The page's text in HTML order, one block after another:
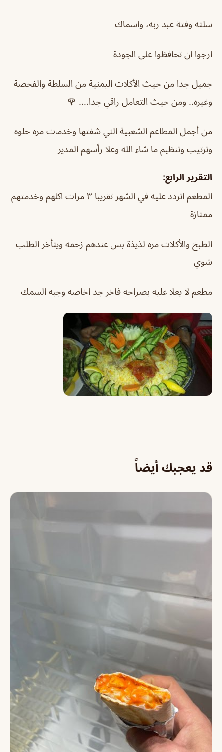
سلته وفتة عبد ربه، واسماك
ارجوا ان تحافظوا على الجودة
جميل جدا من حيث الأكلات اليمنية من السلطة والفحصة
وغيره.. ومن حيث التعامل راقي جدا…. 🌹
من أجمل المطاعم الشعبية التي شفتها وخدمات مره حلوه
وترتيب وتنظيم ما شاء الله وعلا رأسهم المدير
التقرير الرابع:
المطعم اتردد عليه في الشهر تقريبا ٣ مرات اكلهم وخدمتهم
ممتازة
الطبخ والأكلات مره لذيذة بس عندهم زحمه ويتأخر الطلب
شوي
مطعم لا يعلا عليه بصراحه فاخر جد اخاصه وجبه السمك
قد يعجبك أيضاً